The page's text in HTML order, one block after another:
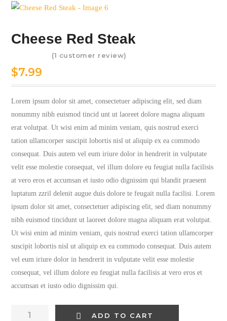
Cheese Red Steak
Rated
out of 5
1
customer
rating
(1 customer review)
$7.99
Lorem ipsum dolor sit amet, consectetuer adipiscing elit, sed diam
nonummy nibh euismod tincid unt ut laoreet dolore magna aliquam
erat volutpat. Ut wisi enim ad minim veniam, quis nostrud exerci
tation ullamcorper suscipit lobortis nisl ut aliquip ex ea commodo
consequat. Duis autem vel eum iriure dolor in hendrerit in vulputate
velit esse molestie consequat, vel illum dolore eu feugiat nulla facilisis
at vero eros et accumsan et iusto odio dignissim qui blandit praesent
luptatum zzril delenit augue duis dolore te feugait nulla facilisi. Lorem
ipsum dolor sit amet, consectetuer adipiscing elit, sed diam nonummy
nibh euismod tincidunt ut laoreet dolore magna aliquam erat volutpat.
Ut wisi enim ad minim veniam, quis nostrud exerci tation ullamcorper
suscipit lobortis nisl ut aliquip ex ea commodo consequat. Duis autem
vel eum iriure dolor in hendrerit in vulputate velit esse molestie
consequat, vel illum dolore eu feugiat nulla facilisis at vero eros et
accumsan et iusto odio dignissim qui.
Cheese
ADD TO CART